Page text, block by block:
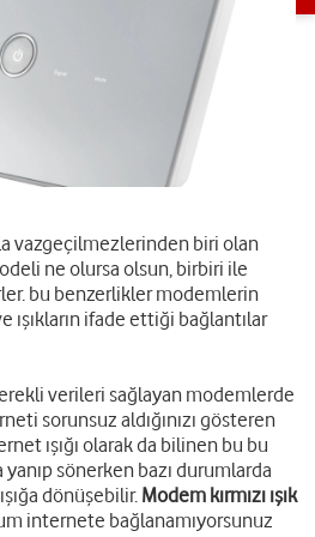
vazgeçilmezlerinden biri olan
ne olursa olsun, birbiri ile
bu benzerlikler modemlerin
ışıkların ifade ettiği bağlantılar
verileri sağlayan modemlerde
sorunsuz aldığınızı gösteren
ışığı olarak da bilinen bu bu
yanıp sönerken bazı durumlarda
dönüşebilir. Modem kırmızı ışık
internete bağlanamıyorsunuz